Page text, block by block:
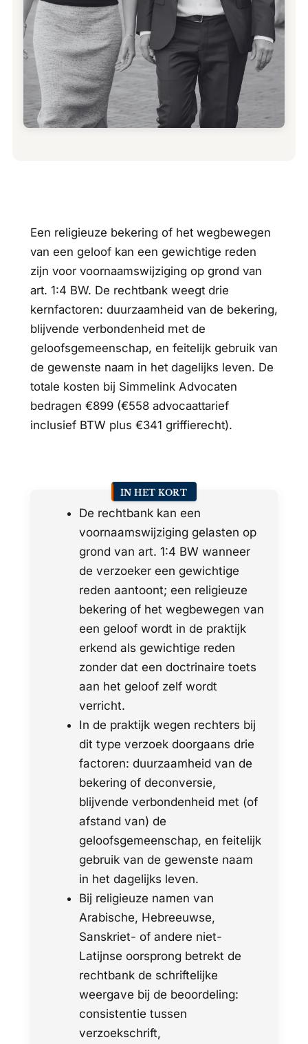
Een religieuze bekering of het wegbewegen
van een geloof kan een gewichtige reden
zijn voor voornaamswijziging op grond van
art. 1:4 BW. De rechtbank weegt drie
kernfactoren: duurzaamheid van de bekering,
blijvende verbondenheid met de
geloofsgemeenschap, en feitelijk gebruik van
de gewenste naam in het dagelijks leven. De
totale kosten bij Simmelink Advocaten
bedragen €899 (€558 advocaattarief
inclusief BTW plus €341 griffierecht).
IN HET KORT
De rechtbank kan een
voornaamswijziging gelasten op
grond van art. 1:4 BW wanneer
de verzoeker een gewichtige
reden aantoont; een religieuze
bekering of het wegbewegen van
een geloof wordt in de praktijk
erkend als gewichtige reden
zonder dat een doctrinaire toets
aan het geloof zelf wordt
verricht.
In de praktijk wegen rechters bij
dit type verzoek doorgaans drie
factoren: duurzaamheid van de
bekering of deconversie,
blijvende verbondenheid met (of
afstand van) de
geloofsgemeenschap, en feitelijk
gebruik van de gewenste naam
in het dagelijks leven.
Bij religieuze namen van
Arabische, Hebreeuwse,
Sanskriet- of andere niet-
Latijnse oorsprong betrekt de
rechtbank de schriftelijke
weergave bij de beoordeling:
consistentie tussen
verzoekschrift,